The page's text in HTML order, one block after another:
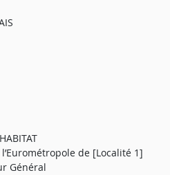
de [Localité 1]
Général